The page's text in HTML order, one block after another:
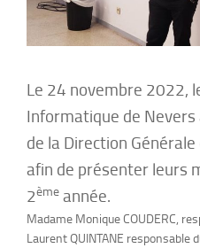
Le 24 novembre 2022,
Informatique de
de la Direction
afin de présenter leurs
2ème année.
Madame Monique COUDERC,
Laurent QUINTANE responsable